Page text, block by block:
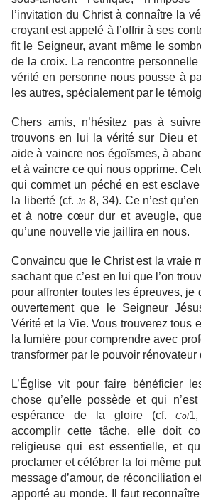
l’invitation du Christ à connaître la
croyant est appelé à l’offrir à ses
fit le Seigneur, avant même le
de la croix. La rencontre
vérité en personne nous pousse à
les autres, spécialement par le
Chers amis, n’hésitez pas à
trouvons en lui la vérité sur Dieu et
aide à vaincre nos égoïsmes, à
et à vaincre ce qui nous opprime.
qui commet un péché en est
la liberté (cf.Jn 8, 34). Ce n’est
et à notre cœur dur et aveugle,
qu’une nouvelle vie jaillira en nous.
Convaincu que le Christ est la vraie
sachant que c’est en lui que l’on
pour affronter toutes les épreuves, je
ouvertement que le Seigneur
Vérité et la Vie. Vous trouverez tous
la lumière pour comprendre avec
transformer par le pouvoir rénovateur
L’Église vit pour faire bénéficier
chose qu’elle possède et qui
espérance de la gloire (cf.Col
accomplir cette tâche, elle doit
religieuse qui est essentielle, et
proclamer et célébrer la foi même
message d’amour, de réconciliation
apporté au monde. Il faut